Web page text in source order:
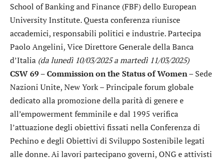
School of Banking and Finance (FBF) dello European
University Institute. Questa conferenza riunisce
accademici, responsabili politici e industrie. Partecipa
Paolo Angelini, Vice Direttore Generale della Banca
d’Italia (da lunedì 10/03/2025 a martedì 11/03/2025)
CSW 69 – Commission on the Status of Women– Sede
Nazioni Unite, New York – Principale forum globale
dedicato alla promozione della parità di genere e
all’empowerment femminile e dal 1995 verifica
l’attuazione degli obiettivi fissati nella Conferenza di
Pechino e degli Obiettivi di Sviluppo Sostenibile legati
alle donne. Ai lavori partecipano governi, ONG e attivisti